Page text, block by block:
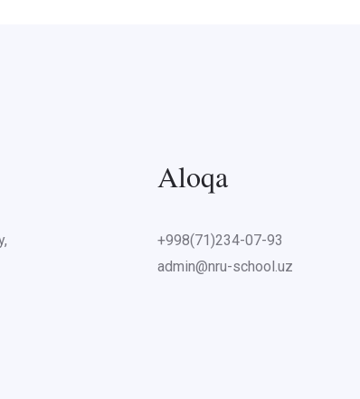
Aloqa
+998(71)234-07-93
admin@nru-school.uz